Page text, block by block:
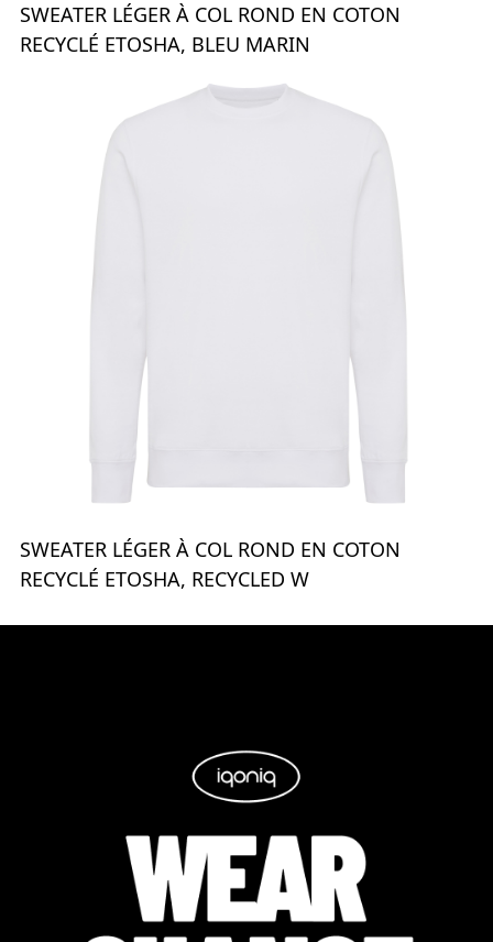
SWEATER LÉGER À COL ROND EN COTON
RECYCLÉ ETOSHA, BLEU MARIN
SWEATER LÉGER À COL ROND EN COTON
RECYCLÉ ETOSHA, RECYCLED W